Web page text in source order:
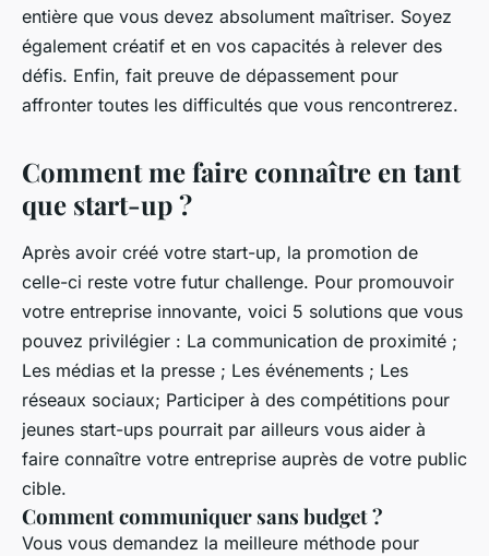
entière que vous devez absolument maîtriser. Soyez
également créatif et en vos capacités à relever des
défis. Enfin, fait preuve de dépassement pour
affronter toutes les difficultés que vous rencontrerez.
Comment me faire connaître en tant
que start-up ?
Après avoir créé votre start-up, la promotion de
celle-ci reste votre futur challenge. Pour promouvoir
votre entreprise innovante, voici 5 solutions que vous
pouvez privilégier : La communication de proximité ;
Les médias et la presse ; Les événements ; Les
réseaux sociaux; Participer à des compétitions pour
jeunes start-ups pourrait par ailleurs vous aider à
faire connaître votre entreprise auprès de votre public
cible.
Comment communiquer sans budget ?
Vous vous demandez la meilleure méthode pour